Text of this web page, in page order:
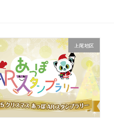
上尾地区